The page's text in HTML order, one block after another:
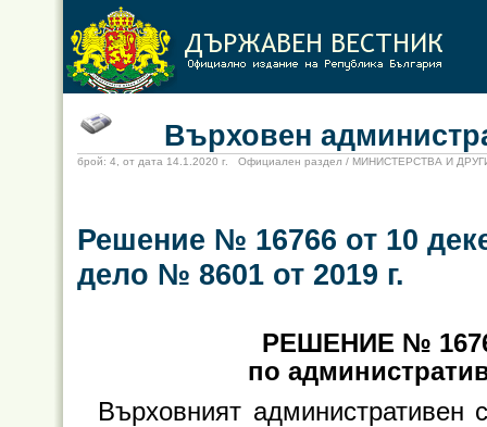
Върховен
брой: 4, от дата 14.1.2020 г. Официален раздел / МИНИСТЕРСТВА И
Решение № 16766 от 10
дело № 8601 от 2019 г.
РЕШЕНИЕ №
по
Върховният